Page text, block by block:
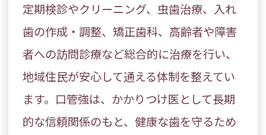
定期検診やクリーニング、虫歯治療、入れ
歯の作成・調整、矯正歯科、高齢者や障害
者への訪問診療など総合的に治療を行い、
地域住民が安心して通える体制を整えてい
ます。口管強は、かかりつけ医として長期
的な信頼関係のもと、健康な歯を守るため